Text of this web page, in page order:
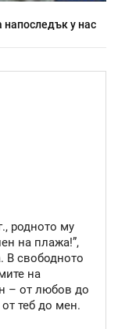
у нас
родното му
на плажа!”,
В свободното
на
– от любов до
теб до мен.